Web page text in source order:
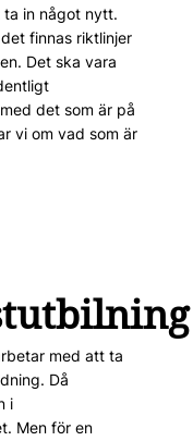
in något nytt.
finnas riktlinjer
Det ska vara
det som är på
vi om vad som är
med att ta
Då
i
Men för en